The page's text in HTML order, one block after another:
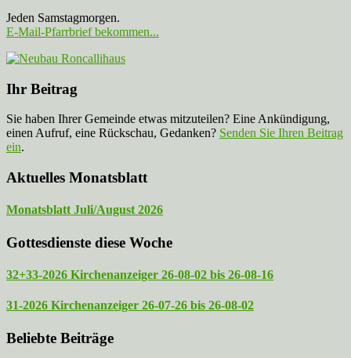
Jeden Samstagmorgen.
E-Mail-Pfarrbrief bekommen...
Ihr Beitrag
Sie haben Ihrer Gemeinde etwas mitzuteilen? Eine Ankündigung,
einen Aufruf, eine Rückschau, Gedanken? Senden Sie Ihren Beitrag
ein.
Aktuelles Monatsblatt
Monatsblatt Juli/August 2026
Gottesdienste diese Woche
32+33-2026 Kirchenanzeiger 26-08-02 bis 26-08-16
31-2026 Kirchenanzeiger 26-07-26 bis 26-08-02
Beliebte Beiträge